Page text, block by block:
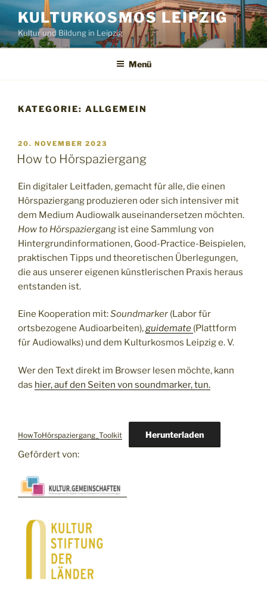
Zum
Inhalt
springen
KULTURKOSMOS LEIPZIG
Kultur und Bildung in Leipzig
Menü
KATEGORIE: ALLGEMEIN
VERÖFFENTLICHT
AM
20. NOVEMBER 2023
How to Hörspaziergang
Ein digitaler Leitfaden, gemacht für alle, die einen
Hörspaziergang produzieren oder sich intensiver mit
dem Medium Audiowalk auseinandersetzen möchten.
How to Hörspaziergang ist eine Sammlung von
Hintergrundinformationen, Good-Practice-Beispielen,
praktischen Tipps und theoretischen Überlegungen,
die aus unserer eigenen künstlerischen Praxis heraus
entstanden ist.
Eine Kooperation mit:Soundmarker (Labor für
ortsbezogene Audioarbeiten),guidemate (Plattform
für Audiowalks) und dem Kulturkosmos Leipzig e. V.
Wer den Text direkt im Browser lesen möchte, kann
das hier, auf den Seiten von soundmarker, tun.
HowToHörspaziergang_Toolkit Herunterladen
Gefördert von: